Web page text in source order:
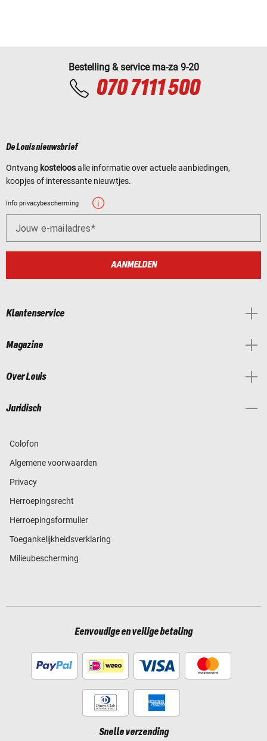
Bestelling & service ma-za 9-20
070 7111 500
De Louis nieuwsbrief
Ontvang kosteloosalle informatie over actuele aanbiedingen,
koopjes of interessante nieuwtjes.
Info privacybescherming
Jouw e-mailadres
AANMELDEN
Klantenservice
Magazine
Over Louis
Juridisch
Colofon
Algemene voorwaarden
Privacy
Herroepingsrecht
Herroepingsformulier
Toegankelijkheidsverklaring
Milieubescherming
Eenvoudige en veilige betaling
Snelle verzending